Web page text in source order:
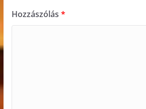
Hozzászólás *